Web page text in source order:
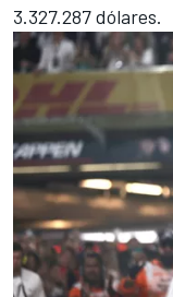
3.327.287 dólares.